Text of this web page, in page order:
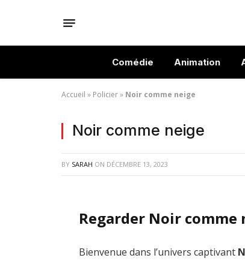
Comédie Animation
Accueil » Policier» Noir comme neige
Noir comme neige
BY SARAH ON DÉCEMBRE 13, 2023
Regarder Noir
Bienvenue dans l’univers captivant